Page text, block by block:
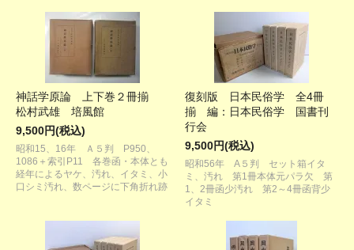
神話学原論 上下巻２冊揃
松村武雄 培風館
9,500円(税込)
昭和15、16年 Ａ５判 P950、
1086＋索引P11 各巻函・本体とも
経年によるヤケ、汚れ、イタミ、小
口シミ汚れ、数ページに下角折れ跡
復刻版 日本民俗学 全4冊
揃 編：日本民俗学 国書刊
行会
9,500円(税込)
昭和56年 A５判 セット箱イタ
ミ、汚れ 第1冊本体元パラ欠 第
1、2冊函少汚れ 第2～4冊函背少
イタミ